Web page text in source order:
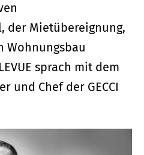
der Mietübereignung,
Wohnungsbau
sprach mit dem
und Chef der GECCI